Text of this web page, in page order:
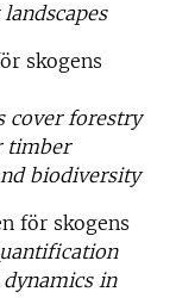
skogens
cover forestry
timber
biodiversity
för skogens
in